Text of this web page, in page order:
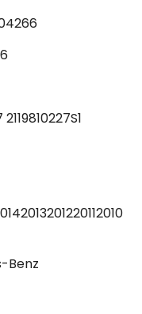
2119810227S1
2013201220112010
Benz